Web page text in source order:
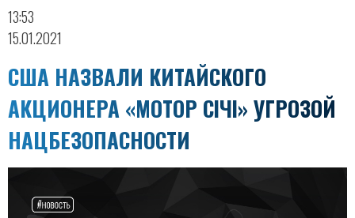
13:53
15.01.2021
США НАЗВАЛИ КИТАЙСКОГО
АКЦИОНЕРА «МОТОР СІЧІ» УГРОЗОЙ
НАЦБЕЗОПАСНОСТИ